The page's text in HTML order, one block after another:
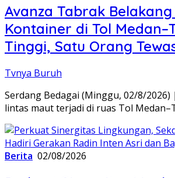
Avanza Tabrak
Kontainer di Tol
Tinggi, Satu Orang
Tvnya Buruh
Serdang Bedagai (Minggu, 02/8/2026)
lintas maut terjadi di ruas Tol
Berita 02/08/2026